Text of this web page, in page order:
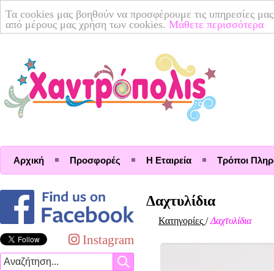
Τα cookies μας βοηθούν να προσφέρουμε τις υπηρεσίες
από μέρους μας χρήση των cookies. Μάθετε περισσότερα
Αρχική Προσφορές Η Εταιρεία Τρόποι
Instagram
Δαχτυλίδια
Κατηγορίες /Δαχτυλίδια